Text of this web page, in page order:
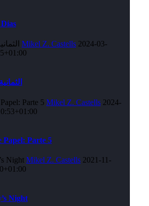
Mikel Z. Castells 2024-03-
The Eight الثمانية
Parte 5 Mikel Z. Castells 2024-
Papel: Parte 5
Night Mikel Z. Castells 2021-11-
Night